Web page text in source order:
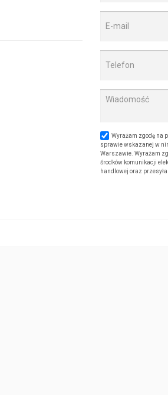
Wyrażam zgodę na
sprawie wskazanej w
Warszawie. Wyrażam
środków komunikacji
handlowej oraz